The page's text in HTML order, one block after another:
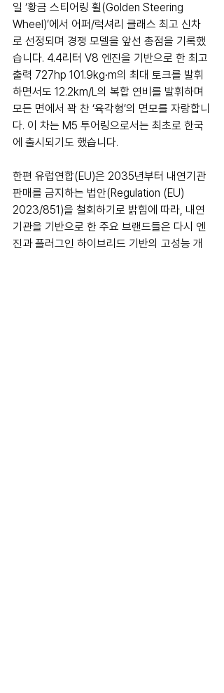
일 ‘황금 스티어링 휠(Golden Steering
Wheel)’에서 어퍼/럭셔리 클래스 최고 신차
로 선정되며 경쟁 모델을 앞선 총점을 기록했
습니다. 4.4리터 V8 엔진을 기반으로 한 최고
출력 727hp 101.9kg∙m의 최대 토크를 발휘
하면서도 12.2km/L의 복합 연비를 발휘하며
모든 면에서 꽉 찬 ‘육각형’의 면모를 자랑합니
다. 이 차는 M5 투어링으로서는 최초로 한국
에 출시되기도 했습니다.
한편 유럽연합(EU)은 2035년부터 내연기관
판매를 금지하는 법안(Regulation (EU)
2023/851)을 철회하기로 밝힘에 따라, 내연
기관을 기반으로 한 주요 브랜드들은 다시 엔
진과 플러그인 하이브리드 기반의 고성능 개